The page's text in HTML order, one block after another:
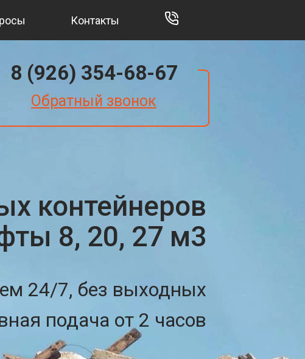
Контакты
8 (926) 354-68-67
Обратный звонок
контейнеров
8, 20, 27 м3
24/7, без выходных
подача от 2 часов